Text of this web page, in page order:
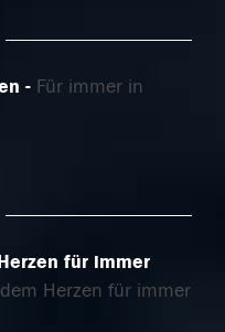
Für immer in
für immer
Herzen für immer